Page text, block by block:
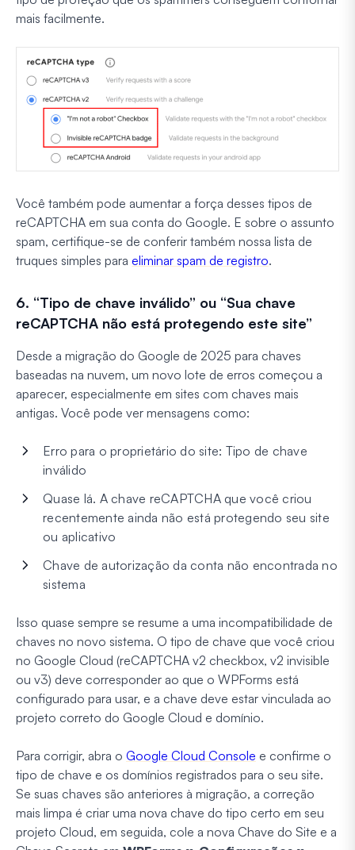
mais facilmente.
Você também pode aumentar a força desses tipos de
reCAPTCHA em sua conta do Google. E sobre o assunto
spam, certifique-se de conferir também nossa lista de
truques simples para eliminar spam de registro.
6. “Tipo de chave inválido” ou “Sua chave
reCAPTCHA não está protegendo este site”
Desde a migração do Google de 2025 para chaves
baseadas na nuvem, um novo lote de erros começou a
aparecer, especialmente em sites com chaves mais
antigas. Você pode ver mensagens como:
Erro para o proprietário do site: Tipo de chave
inválido
Quase lá. A chave reCAPTCHA que você criou
recentemente ainda não está protegendo seu site
ou aplicativo
Chave de autorização da conta não encontrada no
sistema
Isso quase sempre se resume a uma incompatibilidade de
chaves no novo sistema. O tipo de chave que você criou
no Google Cloud (reCAPTCHA v2 checkbox, v2 invisible
ou v3) deve corresponder ao que o WPForms está
configurado para usar, e a chave deve estar vinculada ao
projeto correto do Google Cloud e domínio.
Para corrigir, abra o Google Cloud Console e confirme o
tipo de chave e os domínios registrados para o seu site.
Se suas chaves são anteriores à migração, a correção
mais limpa é criar uma nova chave do tipo certo em seu
projeto Cloud, em seguida, cole a nova Chave do Site e a